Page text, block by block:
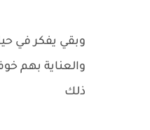
وبقي يفكر في
والعناية بهم
ذلك